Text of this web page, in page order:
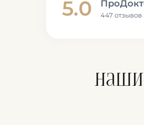
5.0 447 отзывов